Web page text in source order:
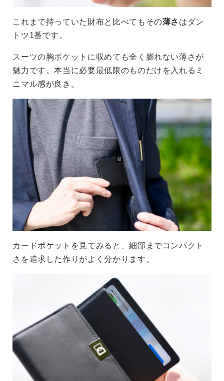
これまで持っていた財布と比べてもその薄さ はダン
トツ1番です。
スーツの胸ポケットに収めても全く膨れない薄さが
魅力です。本当に必要最低限のものだけを入れるミ
ニマル感が良き。
カードポケットを見てみると、細部までコンパクト
さを追求した作りがよく分かります。